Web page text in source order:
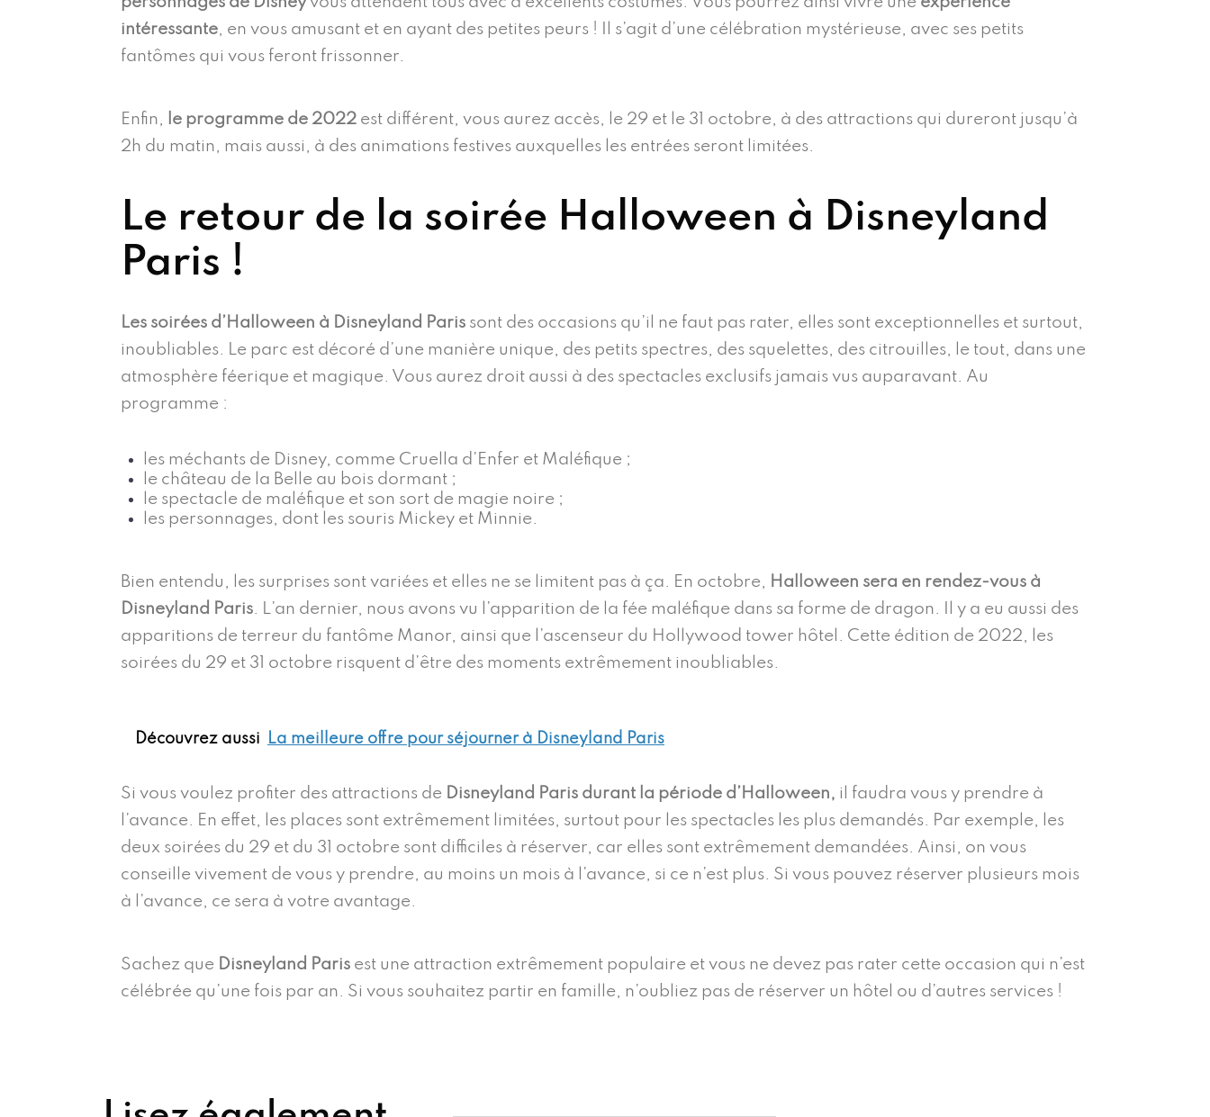
intéressante, en vous amusant et en ayant des petites peurs ! Il s’agit d’une célébration mystérieuse, avec ses petits
fantômes qui vous feront frissonner.
Enfin, le programme de 2022 est différent, vous aurez accès, le 29 et le 31 octobre, à des attractions qui dureront jusqu’à
2h du matin, mais aussi, à des animations festives auxquelles les entrées seront limitées.
Le retour de la soirée Halloween à Disneyland
Paris !
Les soirées d’Halloween à Disneyland Paris sont des occasions qu’il ne faut pas rater, elles sont exceptionnelles et surtout,
inoubliables. Le parc est décoré d’une manière unique, des petits spectres, des squelettes, des citrouilles, le tout, dans une
atmosphère féerique et magique. Vous aurez droit aussi à des spectacles exclusifs jamais vus auparavant. Au
programme :
les méchants de Disney, comme Cruella d’Enfer et Maléfique ;
le château de la Belle au bois dormant ;
le spectacle de maléfique et son sort de magie noire ;
les personnages, dont les souris Mickey et Minnie.
Bien entendu, les surprises sont variées et elles ne se limitent pas à ça. En octobre, Halloween sera en rendez-vous à
Disneyland Paris. L’an dernier, nous avons vu l’apparition de la fée maléfique dans sa forme de dragon. Il y a eu aussi des
apparitions de terreur du fantôme Manor, ainsi que l’ascenseur du Hollywood tower hôtel. Cette édition de 2022, les
soirées du 29 et 31 octobre risquent d’être des moments extrêmement inoubliables.
Découvrez aussi La meilleure offre pour séjourner à Disneyland Paris
Si vous voulez profiter des attractions de Disneyland Paris durant la période d’Halloween, il faudra vous y prendre à
l’avance. En effet, les places sont extrêmement limitées, surtout pour les spectacles les plus demandés. Par exemple, les
deux soirées du 29 et du 31 octobre sont difficiles à réserver, car elles sont extrêmement demandées. Ainsi, on vous
conseille vivement de vous y prendre, au moins un mois à l’avance, si ce n’est plus. Si vous pouvez réserver plusieurs mois
à l’avance, ce sera à votre avantage.
Sachez que Disneyland Paris est une attraction extrêmement populaire et vous ne devez pas rater cette occasion qui n’est
célébrée qu’une fois par an. Si vous souhaitez partir en famille, n’oubliez pas de réserver un hôtel ou d’autres services !